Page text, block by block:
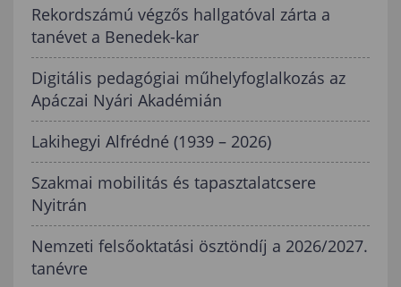
Rekordszámú végzős hallgatóval zárta a
tanévet a Benedek-kar
Digitális pedagógiai műhelyfoglalkozás az
Apáczai Nyári Akadémián
Lakihegyi Alfrédné (1939 – 2026)
Szakmai mobilitás és tapasztalatcsere
Nyitrán
Nemzeti felsőoktatási ösztöndíj a 2026/2027.
tanévre